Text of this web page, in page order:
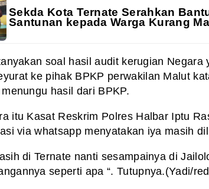
Sekda Kota Ternate Serahkan
Santunan kepada Warga Kurang
soal hasil audit kerugian Negara
ke pihak BPKP perwakilan Malut
hasil dari BPKP.
itu Kasat Reskrim Polres Halbar Iptu
via whatsapp menyatakan iya masih
di Ternate nanti sesampainya di
seperti apa “. Tutupnya.(Yadi/